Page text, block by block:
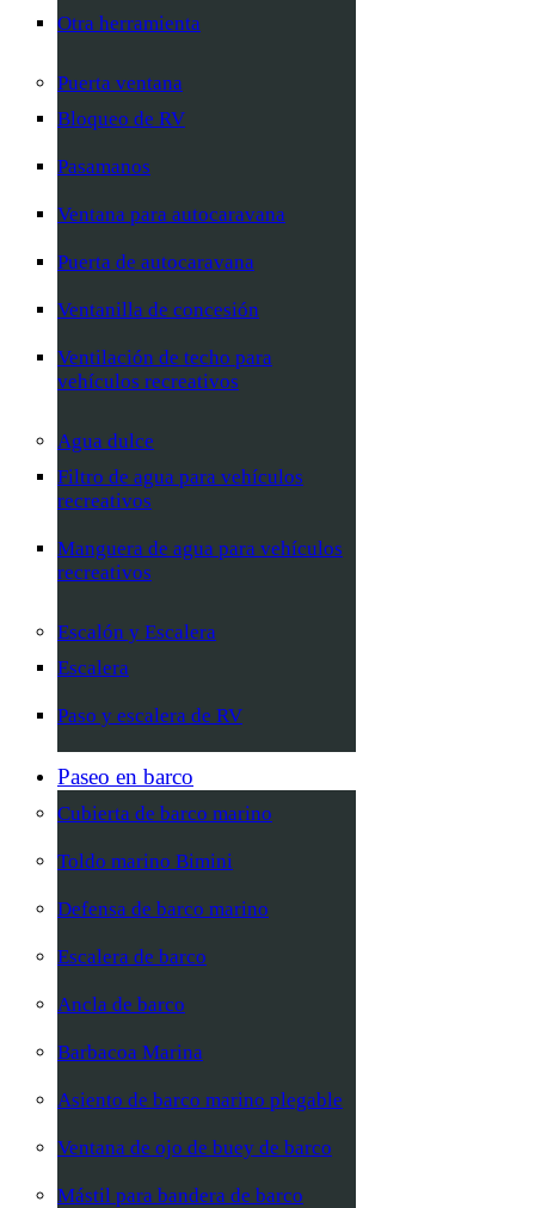
Otra herramienta
Puerta ventana
Bloqueo de RV
Pasamanos
Ventana para autocaravana
Puerta de autocaravana
Ventanilla de concesión
Ventilación de techo para
vehículos recreativos
Agua dulce
Filtro de agua para vehículos
recreativos
Manguera de agua para vehículos
recreativos
Escalón y Escalera
Escalera
Paso y escalera de RV
Paseo en barco
Cubierta de barco marino
Toldo marino Bimini
Defensa de barco marino
Escalera de barco
Ancla de barco
Barbacoa Marina
Asiento de barco marino plegable
Ventana de ojo de buey de barco
Mástil para bandera de barco